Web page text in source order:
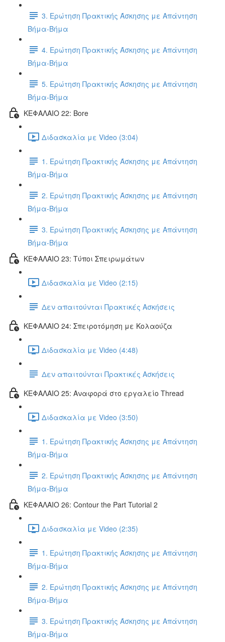
3. Ερώτηση Πρακτικής Άσκησης με Απάντηση
Βήμα-Βήμα
4. Ερώτηση Πρακτικής Άσκησης με Απάντηση
Βήμα-Βήμα
5. Ερώτηση Πρακτικής Άσκησης με Απάντηση
Βήμα-Βήμα
ΚΕΦΑΛΑΙΟ 22: Bore
Διδασκαλία με Video (3:04)
1. Ερώτηση Πρακτικής Άσκησης με Απάντηση
Βήμα-Βήμα
2. Ερώτηση Πρακτικής Άσκησης με Απάντηση
Βήμα-Βήμα
3. Ερώτηση Πρακτικής Άσκησης με Απάντηση
Βήμα-Βήμα
ΚΕΦΑΛΑΙΟ 23: Τύποι Σπειρωμάτων
Διδασκαλία με Video (2:15)
Δεν απαιτούνται Πρακτικές Ασκήσεις
ΚΕΦΑΛΑΙΟ 24: Σπειροτόμηση με Κολαούζα
Διδασκαλία με Video (4:48)
Δεν απαιτούνται Πρακτικές Ασκήσεις
ΚΕΦΑΛΑΙΟ 25: Αναφορά στο εργαλείο Thread
Διδασκαλία με Video (3:50)
1. Ερώτηση Πρακτικής Άσκησης με Απάντηση
Βήμα-Βήμα
2. Ερώτηση Πρακτικής Άσκησης με Απάντηση
Βήμα-Βήμα
ΚΕΦΑΛΑΙΟ 26: Contour the Part Tutorial 2
Διδασκαλία με Video (2:35)
1. Ερώτηση Πρακτικής Άσκησης με Απάντηση
Βήμα-Βήμα
2. Ερώτηση Πρακτικής Άσκησης με Απάντηση
Βήμα-Βήμα
3. Ερώτηση Πρακτικής Άσκησης με Απάντηση
Βήμα-Βήμα